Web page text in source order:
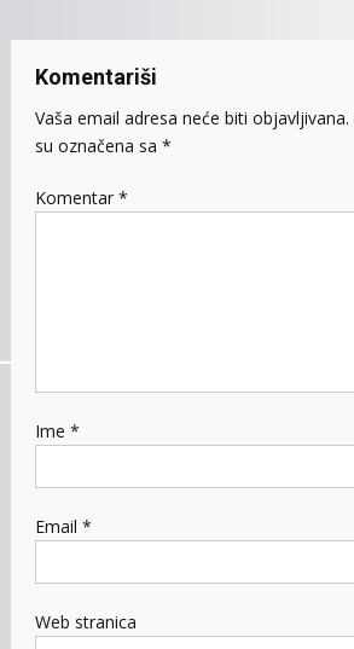
Komentariši
Vaša email adresa neće biti objavljivana.
su označena sa *
Komentar *
Ime *
Email *
Web stranica